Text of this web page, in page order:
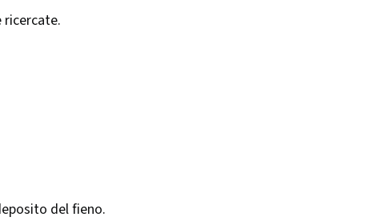
ricercate.
del fieno.​